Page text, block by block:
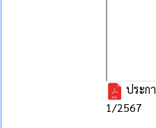
ประก
1/2567